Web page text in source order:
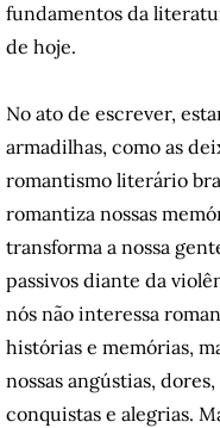
fundamentos da
de hoje.
No ato de escrever,
armadilhas, como as
romantismo literário
romantiza nossas
transforma a nossa
passivos diante da
nós não interessa
histórias e memórias,
nossas angústias,
conquistas e alegrias.